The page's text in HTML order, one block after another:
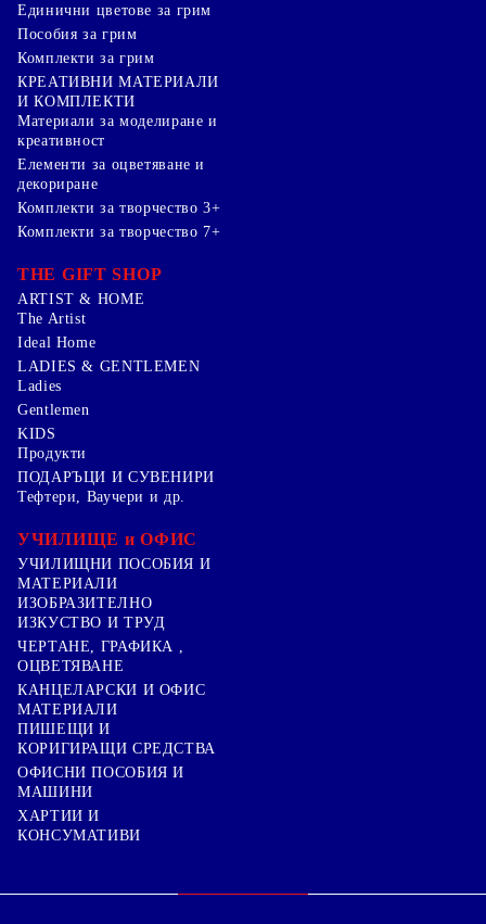
Единични цветове за грим
Пособия за грим
Комплекти за грим
КРЕАТИВНИ МАТЕРИАЛИ
И КОМПЛЕКТИ
Mатериали за моделиране и
креативност
Елементи за оцветяване и
декориране
Комплекти за творчество 3+
Комплекти за творчество 7+
THE GIFT SHOP
ARTIST & HOME
The Artist
Ideal Home
LADIES & GENTLEMEN
Ladies
Gentlemen
KIDS
Продукти
ПОДАРЪЦИ И СУВЕНИРИ
Тефтери, Ваучери и др.
УЧИЛИЩЕ и ОФИС
УЧИЛИЩНИ ПОСОБИЯ И
МАТЕРИАЛИ
ИЗОБРАЗИТЕЛНО
ИЗКУСТВО И ТРУД
ЧЕРТАНЕ, ГРАФИКА ,
ОЦВЕТЯВАНЕ
КАНЦЕЛАРСКИ И ОФИС
МАТЕРИАЛИ
ПИШЕЩИ И
КОРИГИРАЩИ СРЕДСТВА
ОФИСНИ ПОСОБИЯ И
МАШИНИ
ХАРТИИ И
КОНСУМАТИВИ